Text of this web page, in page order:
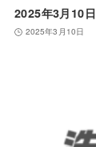
2025年3月10日
2025年3月10日